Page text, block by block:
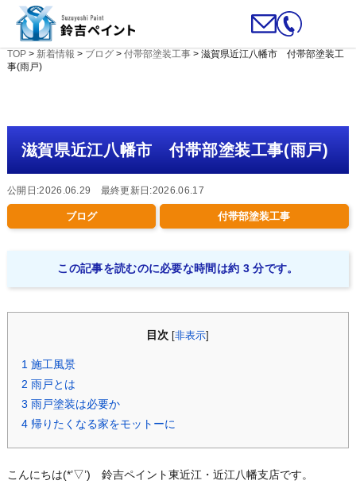
TOP> 新着情報 > ブログ> 付帯部塗装工事> 滋賀県近江八幡市 付帯部塗装工
事(雨戸)
滋賀県近江八幡市 付帯部塗装工事(雨戸)
公開日:2026.06.29 最終更新日:2026.06.17
ブログ 付帯部塗装工事
この記事を読むのに必要な時間は約 3 分です。
目次 [非表示
1 施工風景
2 雨戸とは
3 雨戸塗装は必要か
4帰りたくなる家をモットーに
こんにちは(*’▽’) 鈴吉ペイント東近江・近江八幡支店です。